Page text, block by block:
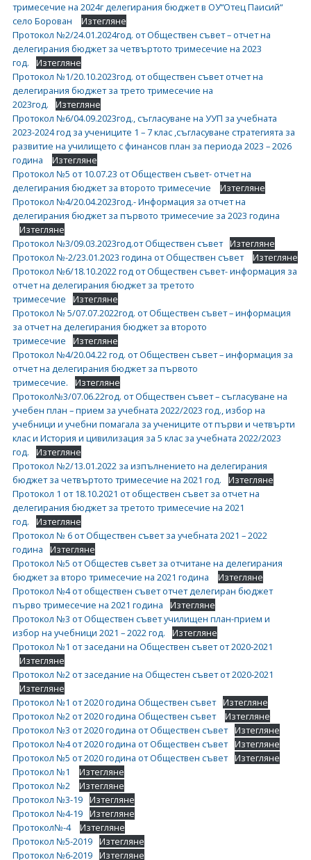
тримесечие на 2024г делегирания бюджет в ОУ“Отец Паисий“
село Борован
Изтегляне
Протокол №2/24.01.2024год. от Обществен съвет – отчет на
делегирания бюджет за четвъртото тримесечие на 2023
год.
Изтегляне
Протокол №1/20.10.2023год. от обществен съвет отчет на
делегирания бюджет за трето тримесечие на
2023год.
Изтегляне
Протокол №6/04.09.2023год., съгласуване на УУП за учебната
2023-2024 год за учениците 1 – 7 клас ,съгласуване стратегията за
развитие на училището с финансов план за периода 2023 – 2026
година
Изтегляне
Протокол №5 от 10.07.23 от Обществен съвет- отчет на
делегирания бюджет за второто тримесечие
Изтегляне
Протокол №4/20.04.2023год.- Информация за отчет на
делегирания бюджет за първото тримесечие за 2023 година
Изтегляне
Протокол №3/09.03.2023год.от Обществен съвет Изтегляне
Протокол №-2/23.01.2023 година от Обществен съвет
Изтегляне
Протокол №6/18.10.2022 год от Обществен съвет- информация за
отчет на делегирания бюджет за третото
тримесечие
Изтегляне
Протокол № 5/07.07.2022год. от Обществен съвет – информация
за отчет на делегирания бюджет за второто
тримесечие
Изтегляне
Протокол №4/20.04.22 год. от Обществен съвет – информация за
отчет на делегирания бюджет за първото
тримесечие.
Изтегляне
Протокол№3/07.06.22год. от Обществен съвет – съгласуване на
учебен план – прием за учебната 2022/2023 год., избор на
учебници и учебни помагала за учениците от първи и четвърти
клас и История и цивилизация за 5 клас за учебната 2022/2023
год.
Изтегляне
Протокол №2/13.01.2022 за изпълнението на делегирания
бюджет за четвъртото тримесечие на 2021 год.
Изтегляне
Протокол 1 от 18.10.2021 от обществен съвет за отчет на
делегирания бюджет за третото тримесечие на 2021
год.
Изтегляне
Протокол № 6 от Обществен съвет за учебната 2021 – 2022
година
Изтегляне
Протокол №5 от Общестев съвет за отчитане на делегирания
бюджет за второ тримесечие на 2021 година
Изтегляне
Протокол №4 от обществен съвет отчет делегиран бюджет
първо тримесечие на 2021 година
Изтегляне
Протокол №3 от Обществен съвет училищен план-прием и
избор на учебници 2021 – 2022 год.
Изтегляне
Протокол №1 от заседани на Обществен съвет от 2020-2021
Изтегляне
Протокол №2 от заседание на Общестен съвет от 2020-2021
Изтегляне
Протокол №1 от 2020 година Обществен съвет Изтегляне
Протокол №2 от 2020 година Обществен съвет
Изтегляне
Протокол №3 от 2020 година от Обществен съвет Изтегляне
Протокол №4 от 2020 година от Обществен съвет Изтегляне
Протокол №5 от 2020 година от Обществен съвет Изтегляне
Протокол №1
Изтегляне
Протокол №2
Изтегляне
Протокол №3-19 Изтегляне
Протокол №4-19 Изтегляне
Протокол№-4
Изтегляне
Протокол №5-2019 Изтегляне
Протокол №6-2019 Изтегляне